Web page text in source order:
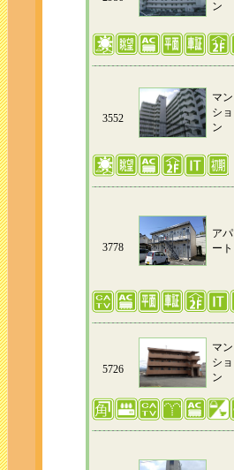
ン
3552
マン
ショ
ン
3778
アパ
ート
5726
マン
ショ
ン